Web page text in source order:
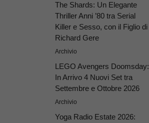
The Shards: Un Elegante
Thriller Anni ’80 tra Serial
Killer e Sesso, con il Figlio di
Richard Gere
Archivio
LEGO Avengers Doomsday:
In Arrivo 4 Nuovi Set tra
Settembre e Ottobre 2026
Archivio
Yoga Radio Estate 2026: